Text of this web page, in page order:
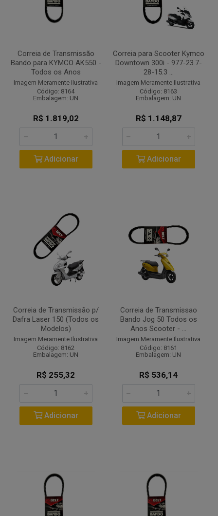
Correia de Transmissão
Bando para KYMCO AK550 -
Todos os Anos
Imagem Meramente Ilustrativa
Código: 8164
Embalagem: UN
R$ 1.819,02
Adicionar
Correia para Scooter Kymco
Downtown 300i - 977-23.7-
28-15.3 ...
Imagem Meramente Ilustrativa
Código: 8163
Embalagem: UN
R$ 1.148,87
Adicionar
Correia de Transmissão p/
Dafra Laser 150 (Todos os
Modelos)
Imagem Meramente Ilustrativa
Código: 8162
Embalagem: UN
R$ 255,32
Adicionar
Correia de Transmissao
Bando Jog 50 Todos os
Anos Scooter - ...
Imagem Meramente Ilustrativa
Código: 8161
Embalagem: UN
R$ 536,14
Adicionar